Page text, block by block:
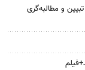
و مطالبه‌گری